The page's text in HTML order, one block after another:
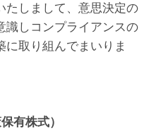
たしまして、意思決定の
識しコンプライアンスの
取り組んでまいりま
有株式）